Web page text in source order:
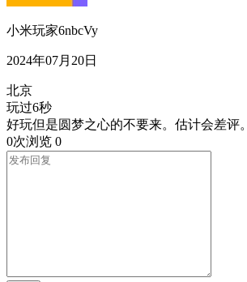
小米玩家6nbcVy
2024年07月20日
北京
玩过6秒
好玩但是圆梦之心的不要来。估计会差评。
0次浏览 0